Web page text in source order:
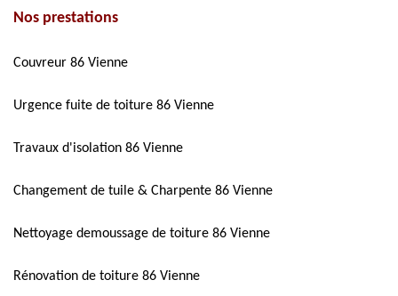
Nos prestations
Couvreur 86 Vienne
Urgence fuite de toiture 86 Vienne
Travaux d'isolation 86 Vienne
Changement de tuile & Charpente 86 Vienne
Nettoyage demoussage de toiture 86 Vienne
Rénovation de toiture 86 Vienne